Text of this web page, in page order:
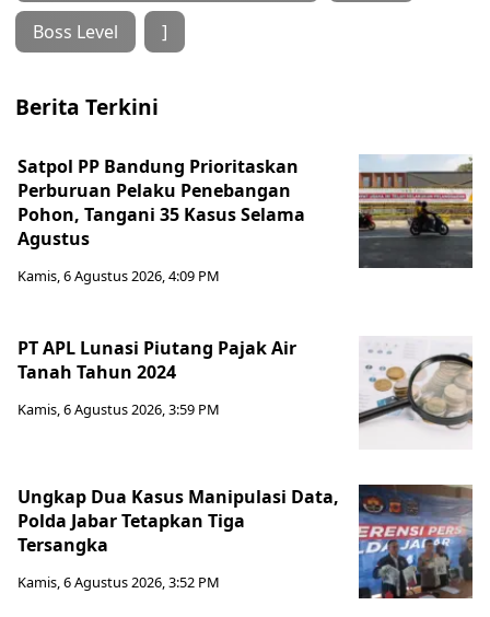
Boss Level ]
Berita Terkini
Satpol PP Bandung Prioritaskan
Perburuan Pelaku Penebangan
Pohon, Tangani 35 Kasus Selama
Agustus
Kamis, 6 Agustus 2026, 4:09 PM
PT APL Lunasi Piutang Pajak Air
Tanah Tahun 2024
Kamis, 6 Agustus 2026, 3:59 PM
Ungkap Dua Kasus Manipulasi Data,
Polda Jabar Tetapkan Tiga
Tersangka
Kamis, 6 Agustus 2026, 3:52 PM